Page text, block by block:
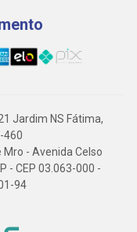
Jardim NS Fátima,
460
Mro - Avenida Celso
- CEP 03.063-000 -
94